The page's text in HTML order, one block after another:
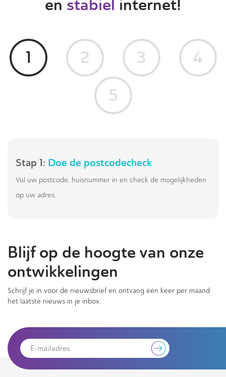
en stabiel internet!
1 2 3
4
5
Stap 1: Doe de postcodecheck
Vul uw postcode, huisnummer in en check de mogelijkheden
op uw adres.
Blijf op de hoogte van onze
ontwikkelingen
Schrijf je in voor de nieuwsbrief en ontvang één keer per maand
het laatste nieuws in je inbox.